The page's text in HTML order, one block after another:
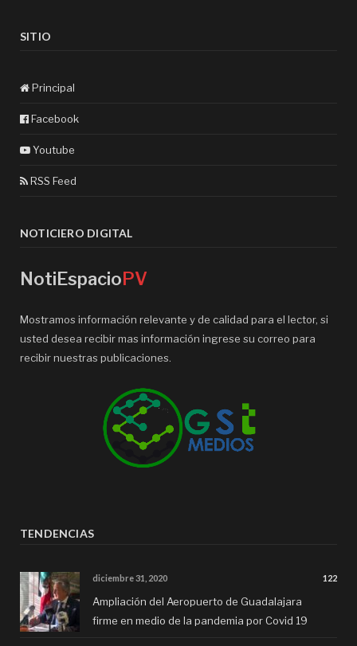
SITIO
Principal
Facebook
Youtube
RSS Feed
NOTICIERO DIGITAL
NotiEspacioPV
Mostramos información relevante y de calidad para el lector, si
usted desea recibir mas información ingrese su correo para
recibir nuestras publicaciones.
TENDENCIAS
diciembre 31, 2020 122
Ampliación del Aeropuerto de Guadalajara
firme en medio de la pandemia por Covid 19